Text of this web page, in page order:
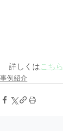
詳しくはこちら
事例紹介